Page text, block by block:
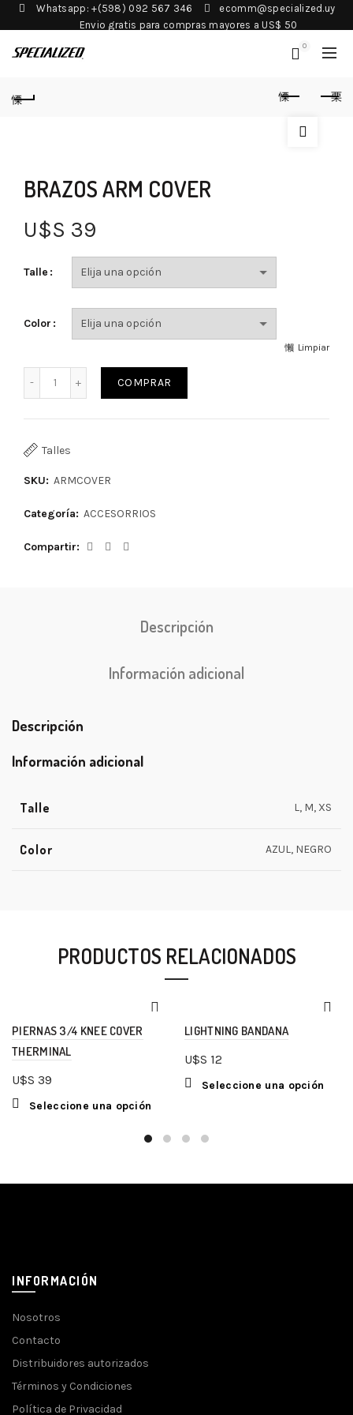
Whatsapp: +(598) 092 567 346
ecomm@specialized.uy
Envio gratis para compras mayores a US$ 50
0
BRAZOS ARM COVER
U$S 39
Talle
Color
Limpiar
COMPRAR
Talles
SKU: ARMCOVER
Categoría: ACCESORRIOS
Compartir
Descripción
Información adicional
Descripción
Información adicional
Talle L, M, XS
Color AZUL, NEGRO
PRODUCTOS RELACIONADOS
PIERNAS 3/4 KNEE COVER
THERMINAL
U$S 39
Seleccione una opción
LIGHTNING BANDANA
U$S 12
Seleccione una opción
INFORMACIÓN
Nosotros
Contacto
Distribuidores autorizados
Términos y Condiciones
Política de Privacidad